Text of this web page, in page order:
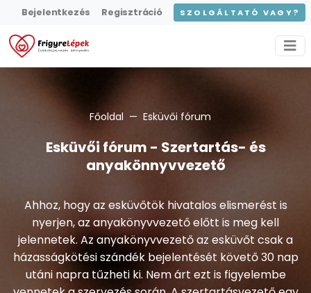
Bejelentkezés Regisztráció SZOLGÁLTATÓ VAGY?
Főoldal Esküvői fórum
Esküvői fórum - Szertartás- és
anyakönnyvvezető
Ahhoz, hogy az esküvőtök hivatalos elismerést is
nyerjen, az anyakönyvvezető előtt is meg kell
jelennetek. Az anyakönyvvezető az esküvőt csak a
házasságkötési szándék bejelentését követő 30 nap
utáni napra tűzheti ki. Nem árt ezt is figyelembe